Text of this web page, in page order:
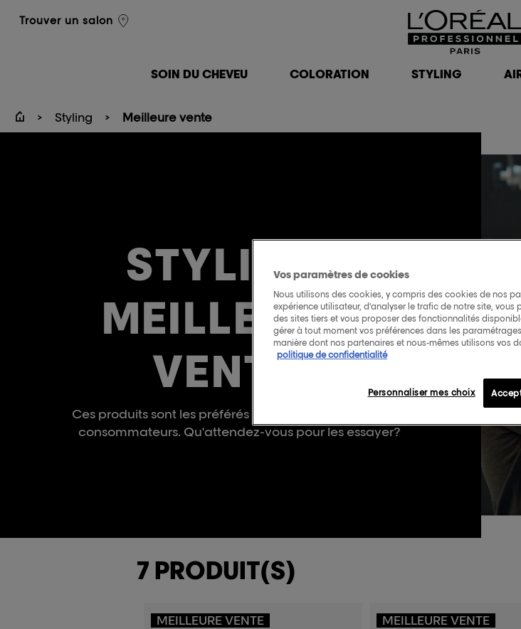
Trouver un salon
L'Oréal Professionnel
SOIN DU CHEVEU COLORATION STYLING
Styling Meilleure vente
STYLING -
MEILLEURES
VENTES
Ces produits sont les préférés de nos coiffeurs et de nos
consommateurs. Qu'attendez-vous pour les essayer?
7 PRODUIT(S)
MEILLEURE VENTE MEILLEURE VENTE
Vos paramètres de cookies
Nous utilisons des cookies, y compris des cookies de nos
expérience utilisateur, d’analyser le trafic de notre site,
des sites tiers et vous proposer des fonctionnalités
gérer à tout moment vos préférences dans les
manière dont nos partenaires et nous-mêmes utilisons vos
politique de confidentialité
Personnaliser mes choix